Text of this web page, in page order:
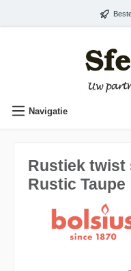
Navigatie
Rustiek twist
Rustic Taupe